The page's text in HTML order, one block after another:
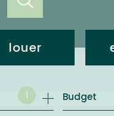
louer
loc. résidentielle
bureaux et commerces
1 Budget